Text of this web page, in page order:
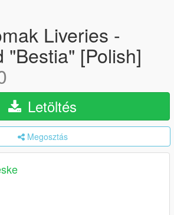
Liveries -
"Bestia" [Polish]
Letöltés
Megosztás